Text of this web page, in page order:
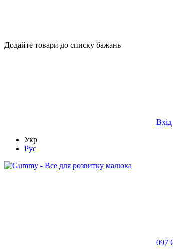
Додайте товари до списку бажань
Вхід
Укр
Рус
097